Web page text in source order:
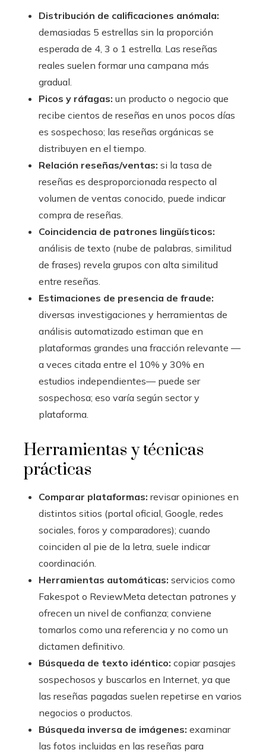
Distribución de calificaciones anómala:
demasiadas 5 estrellas sin la proporción
esperada de 4, 3 o 1 estrella. Las reseñas
reales suelen formar una campana más
gradual.
Picos y ráfagas: un producto o negocio que
recibe cientos de reseñas en unos pocos días
es sospechoso; las reseñas orgánicas se
distribuyen en el tiempo.
Relación reseñas/ventas: si la tasa de
reseñas es desproporcionada respecto al
volumen de ventas conocido, puede indicar
compra de reseñas.
Coincidencia de patrones lingüísticos:
análisis de texto (nube de palabras, similitud
de frases) revela grupos con alta similitud
entre reseñas.
Estimaciones de presencia de fraude:
diversas investigaciones y herramientas de
análisis automatizado estiman que en
plataformas grandes una fracción relevante —
a veces citada entre el 10% y 30% en
estudios independientes— puede ser
sospechosa; eso varía según sector y
plataforma.
Herramientas y técnicas
prácticas
Comparar plataformas: revisar opiniones en
distintos sitios (portal oficial, Google, redes
sociales, foros y comparadores); cuando
coinciden al pie de la letra, suele indicar
coordinación.
Herramientas automáticas: servicios como
Fakespot o ReviewMeta detectan patrones y
ofrecen un nivel de confianza; conviene
tomarlos como una referencia y no como un
dictamen definitivo.
Búsqueda de texto idéntico: copiar pasajes
sospechosos y buscarlos en Internet, ya que
las reseñas pagadas suelen repetirse en varios
negocios o productos.
Búsqueda inversa de imágenes: examinar
las fotos incluidas en las reseñas para